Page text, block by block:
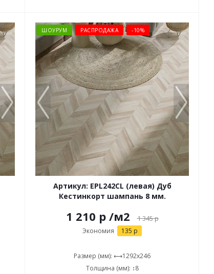
ШОУРУМ РАСПРОДАЖА -10%
Артикул: EPL242CL (левая) Дуб
Кестинкорт шампань 8 мм.
1 210 р /м2 1 345р
Экономия 135 р
Размер (мм): ⟷1292x246
Толщина (мм): ↕8